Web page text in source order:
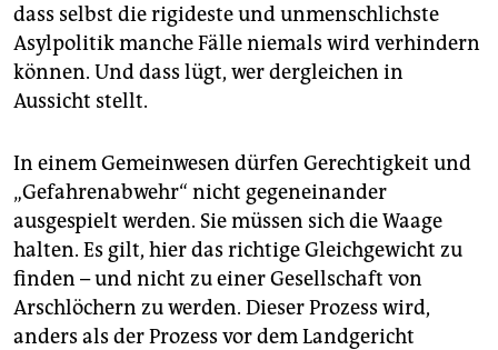
dass selbst die rigideste und unmenschlichste
Asylpolitik manche Fälle niemals wird verhindern
können. Und dass lügt, wer dergleichen in
Aussicht stellt.
In einem Gemeinwesen dürfen Gerechtigkeit und
„Gefahrenabwehr“ nicht gegeneinander
ausgespielt werden. Sie müssen sich die Waage
halten. Es gilt, hier das richtige Gleichgewicht zu
finden – und nicht zu einer Gesellschaft von
Arschlöchern zu werden. Dieser Prozess wird,
anders als der Prozess vor dem Landgericht